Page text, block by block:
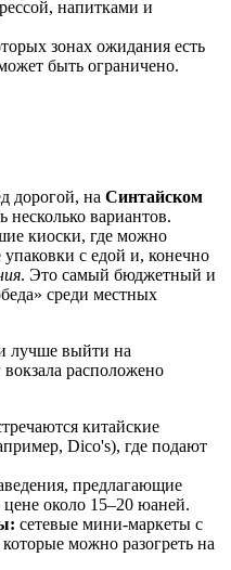
напитками и
зонах ожидания есть
быть ограничено.
дорогой, на Синтайском
несколько вариантов.
киоски, где можно
с едой и, конечно
. Это самый бюджетный и
среди местных
лучше выйти на
расположено
китайские
Dico's), где подают
предлагающие
около 15–20 юаней.
сетевые мини-маркеты с
можно разогреть на